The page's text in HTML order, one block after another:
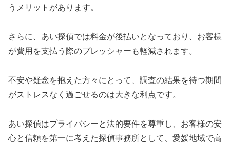
うメリットがあります。
さらに、あい探偵では料金が後払いとなっており、お客様
が費用を支払う際のプレッシャーも軽減されます。
不安や疑念を抱えた方々にとって、調査の結果を待つ期間
がストレスなく過ごせるのは大きな利点です。
あい探偵はプライバシーと法的要件を尊重し、お客様の安
心と信頼を第一に考えた探偵事務所として、愛媛地域で高